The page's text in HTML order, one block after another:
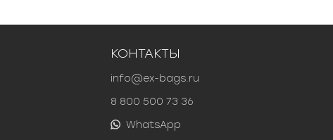
КОНТАКТЫ
info@ex-bags.ru
8 800 500 73 36
WhatsApp